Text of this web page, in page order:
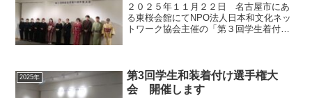
２０２５年１１月２２日 名古屋市にあ
る東桜会館にてNPO法人日本和文化ネッ
トワーク協会主催の「第３回学生着付け
だきました。参加者の皆...
2025年
第3回学生和装着付け選手権大
会 開催します